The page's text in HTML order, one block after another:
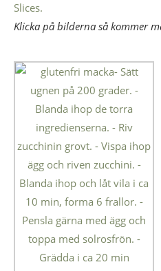
Slices.
Klicka på bilderna så kommer